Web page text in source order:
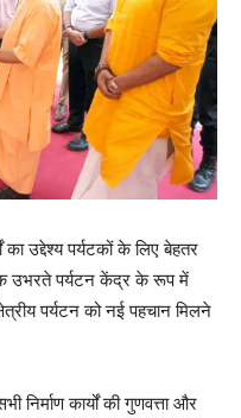
उद्देश्य पर्यटकों के लिए बेहतर
उभरते पर्यटन केंद्र के रूप में
पर्यटन को नई पहचान मिलने
निर्माण कार्यों की गुणवत्ता और